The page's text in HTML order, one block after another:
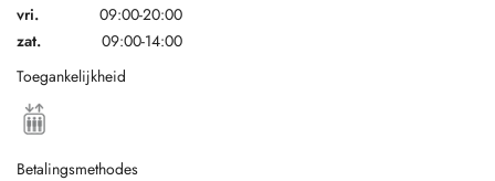
vri.
09:00-20:00
zat.
09:00-14:00
Toegankelijkheid
Betalingsmethodes